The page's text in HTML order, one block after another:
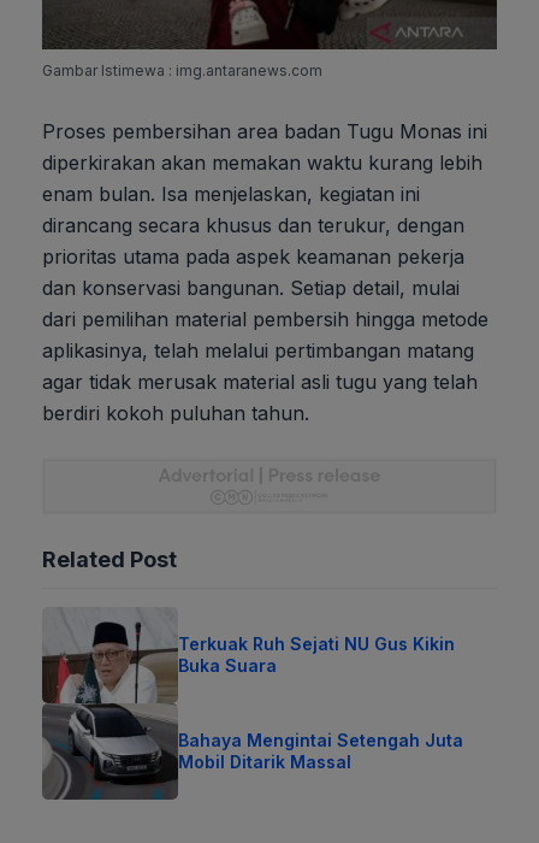
Gambar Istimewa : img.antaranews.com
Proses pembersihan area badan Tugu Monas ini
diperkirakan akan memakan waktu kurang lebih
enam bulan. Isa menjelaskan, kegiatan ini
dirancang secara khusus dan terukur, dengan
prioritas utama pada aspek keamanan pekerja
dan konservasi bangunan. Setiap detail, mulai
dari pemilihan material pembersih hingga metode
aplikasinya, telah melalui pertimbangan matang
agar tidak merusak material asli tugu yang telah
berdiri kokoh puluhan tahun.
Related Post
Terkuak Ruh Sejati NU Gus Kikin
Buka Suara
Bahaya Mengintai Setengah Juta
Mobil Ditarik Massal